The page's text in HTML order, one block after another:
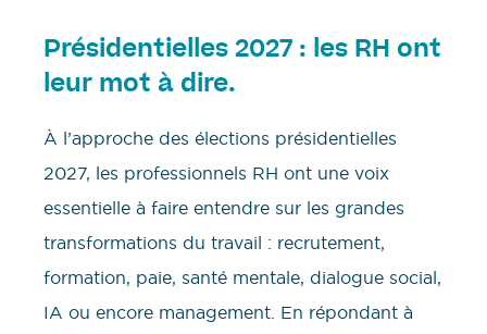
Présidentielles 2027 : les RH ont
leur mot à dire.
À l’approche des élections présidentielles
2027, les professionnels RH ont une voix
essentielle à faire entendre sur les grandes
transformations du travail : recrutement,
formation, paie, santé mentale, dialogue social,
IA ou encore management. En répondant à